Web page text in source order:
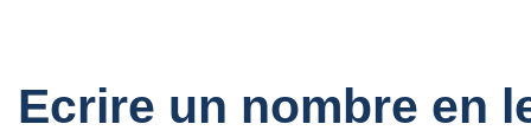
Ecrire un nombre en